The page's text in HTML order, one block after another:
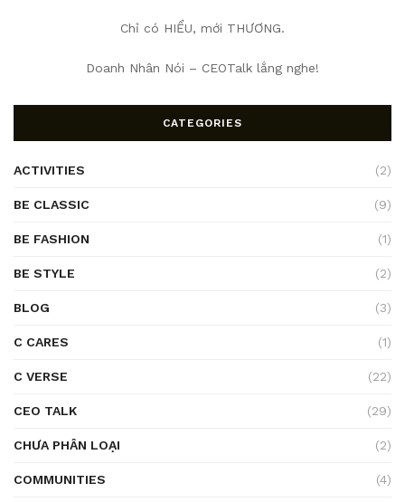
Chỉ có HIỂU, mới THƯƠNG.
Doanh Nhân Nói – CEOTalk lắng nghe!
CATEGORIES
ACTIVITIES (2)
BE CLASSIC (9)
BE FASHION (1)
BE STYLE (2)
BLOG (3)
C CARES (1)
C VERSE (22)
CEO TALK (29)
CHƯA PHÂN LOẠI (2)
COMMUNITIES (4)